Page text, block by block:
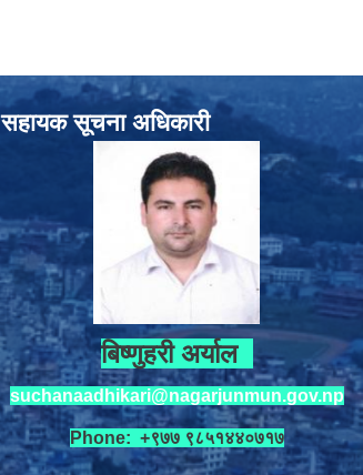
सहायक सूचना अधिकारी
बिष्णुहरी अर्याल
suchanaadhikari@nagarjunmun.gov.np
Phone: +९७७ ९८५१४४०७१७